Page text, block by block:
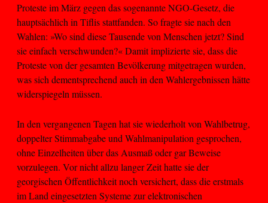
Proteste im März gegen das sogenannte NGO-Gesetz, die
hauptsächlich in Tiflis stattfanden. So fragte sie nach den
Wahlen: »Wo sind diese Tausende von Menschen jetzt? Sind
sie einfach verschwunden?« Damit implizierte sie, dass die
Proteste von der gesamten Bevölkerung mitgetragen wurden,
was sich dementsprechend auch in den Wahlergebnissen hätte
widerspiegeln müssen.
In den vergangenen Tagen hat sie wiederholt von Wahlbetrug,
doppelter Stimmabgabe und Wahlmanipulation gesprochen,
ohne Einzelheiten über das Ausmaß oder gar Beweise
vorzulegen. Vor nicht allzu langer Zeit hatte sie der
georgischen Öffentlichkeit noch versichert, dass die erstmals
im Land eingesetzten Systeme zur elektronischen